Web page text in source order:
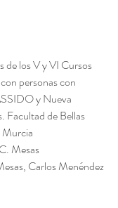
de los V y VI Cursos
personas con
y Nueva
Facultad de Bellas
Mesas
Carlos Menéndez